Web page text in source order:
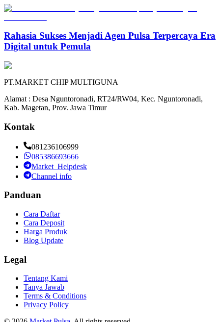
Rahasia Sukses Menjadi Agen Pulsa Terpercaya Era
Digital untuk Pemula
PT.MARKET CHIP MULTIGUNA
Alamat : Desa Nguntoronadi, RT24/RW04, Kec. Nguntoronadi,
Kab. Magetan, Prov. Jawa Timur
Kontak
081236106999
085386693666
Market_Helpdesk
Channel info
Panduan
Cara Daftar
Cara Deposit
Harga Produk
Blog Update
Legal
Tentang Kami
Tanya Jawab
Terms & Conditions
Privacy Policy